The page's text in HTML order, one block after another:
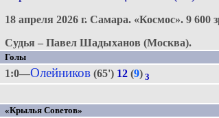
18 апреля 2026 г.Самара. «Космос».9 600
Судья – Павел Шадыханов (Москва).
Голы
1:0—Олейников (65') 12 (9) 3
«Крылья Советов»